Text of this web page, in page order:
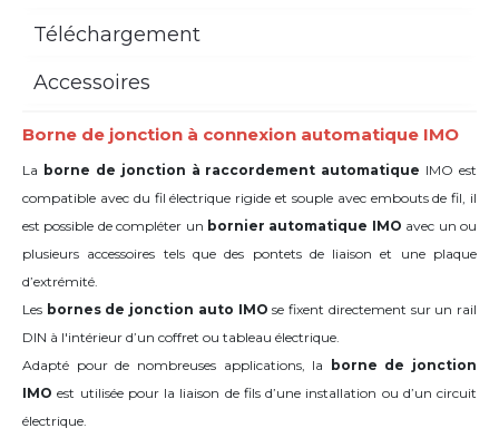
Téléchargement
Accessoires
Borne de jonction à connexion automatique IMO
La borne de jonction à raccordement automatique IMO est
compatible avec du fil électrique rigide et souple avec embouts de fil, il
est possible de compléter un bornier automatique IMO avec un ou
plusieurs accessoires tels que des pontets de liaison et une plaque
d’extrémité.
Les bornes de jonction auto IMO se fixent directement sur un rail
DIN à l'intérieur d’un coffret ou tableau électrique.
Adapté pour de nombreuses applications, la
borne de jonction
IMO est utilisée pour la liaison de fils d’une installation ou d’un circuit
électrique.